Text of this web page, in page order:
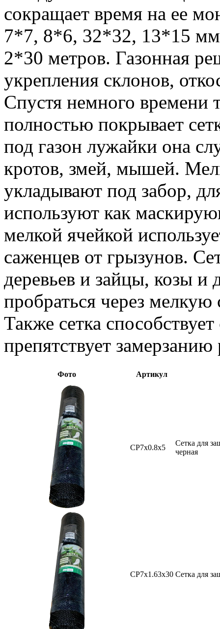
сокращает время на ее
7*7, 8*6, 32*32, 13*15
2*30 метров. Газонная
укрепления склонов,
Спустя немного времени
полностью покрывает
под газон лужайки она
кротов, змей, мышей.
укладывают под забор,
используют как
мелкой ячейкой
саженцев от грызунов.
деревьев и зайцы, козы и
пробраться через мелкую
Также сетка
препятствует
Фото Артикул
СР7х0.8х5
Сетка для
черная
СР7х1.63х30 Сетка для